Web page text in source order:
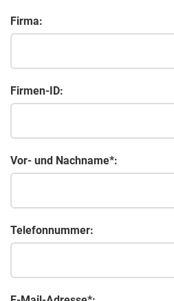
Firma:
Firmen-ID:
Vor- und Nachname*:
Telefonnummer: